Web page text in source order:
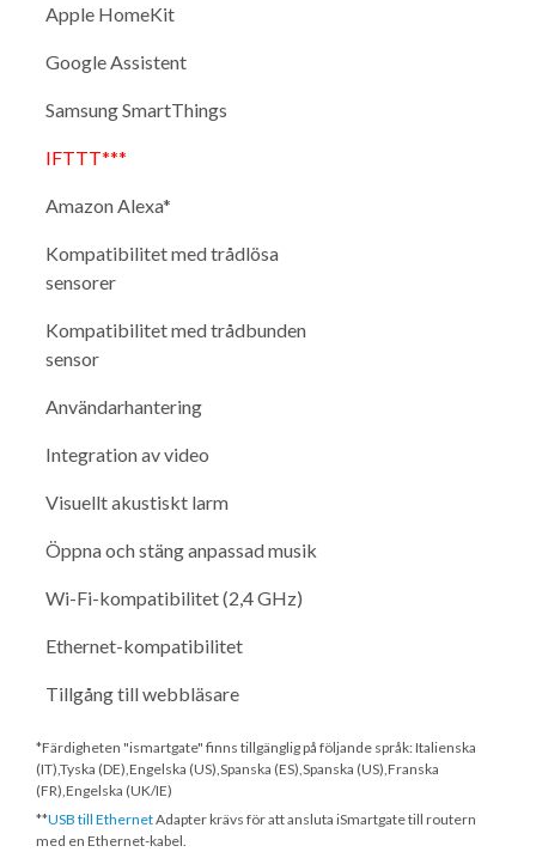
Apple HomeKit
Google Assistent
Samsung SmartThings
IFTTT***
Amazon Alexa*
Kompatibilitet med trådlösa
sensorer
Kompatibilitet med trådbunden
sensor
Användarhantering
Integration av video
Visuellt akustiskt larm
Öppna och stäng anpassad musik
Wi-Fi-kompatibilitet (2,4 GHz)
Ethernet-kompatibilitet
Tillgång till webbläsare
*Färdigheten "ismartgate" finns tillgänglig på följande språk: Italienska
(IT),Tyska (DE),Engelska (US),Spanska (ES),Spanska (US),Franska
(FR),Engelska (UK/IE)
**USB till EthernetAdapter krävs för att ansluta iSmartgate till routern
med en Ethernet-kabel.